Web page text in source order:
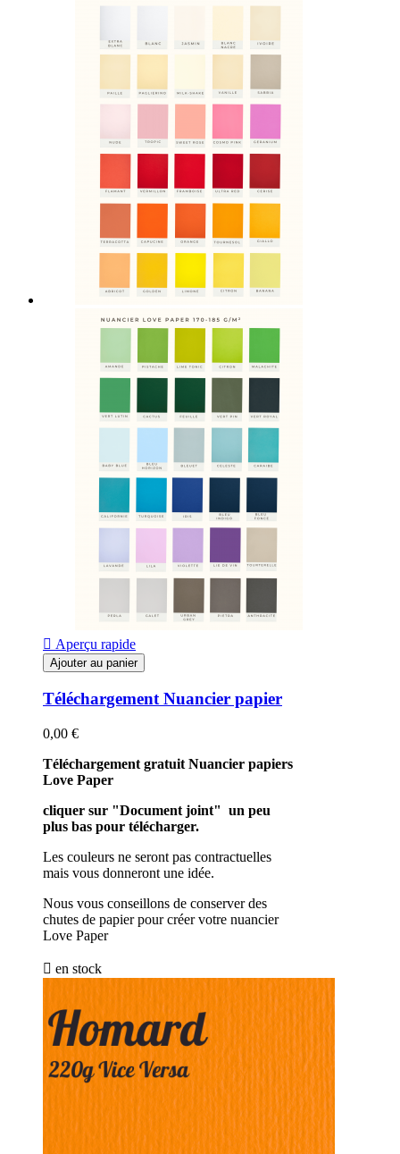
 Aperçu rapide
Ajouter au panier
Téléchargement Nuancier papier
0,00 €
Téléchargement gratuit Nuancier papiers
Love Paper
cliquer sur "Document joint" un peu
plus bas pour télécharger.
Les couleurs ne seront pas contractuelles
mais vous donneront une idée.
Nous vous conseillons de conserver des
chutes de papier pour créer votre nuancier
Love Paper
 en stock